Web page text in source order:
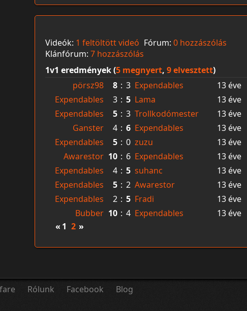
Videók: 1 feltöltött videó Fórum: 0 hozzászólás
Klánfórum: 7 hozzászólás
1v1 eredmények (5 megnyert, 9 elvesztett)
pörsz98
8 : 3 Expendables
13 éve
Expendables
3 : 5 Lama
13 éve
Expendables
5 : 3 Trollkodómester
13 éve
Ganster
4 : 6 Expendables
13 éve
Expendables
5 : 0 zuzu
13 éve
Awarestor 10 : 6 Expendables
13 éve
Expendables
4 : 5 suhanc
13 éve
Expendables
5 : 2 Awarestor
13 éve
Expendables
2 : 5 Fradi
13 éve
Bubber 10 : 4 Expendables
13 éve
« 1 2 »
Rólunk Facebook Blog